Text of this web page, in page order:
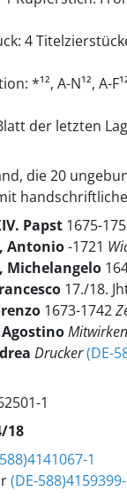
4
*¹², A-N¹², A-
der letzten
die 20
Papst1675-
Antonio-1721
Michelangelo
17./18.
1673-1742
Drucker(DE-
1
18
1
(DE-